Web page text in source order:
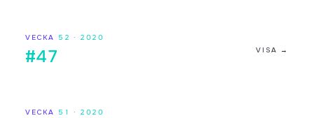
VECKA 52 · 2020
#47 VISA →
VECKA 51 · 2020